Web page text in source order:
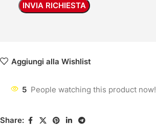
Aggiungi alla Wishlist
5 People watching this product now!
Share: